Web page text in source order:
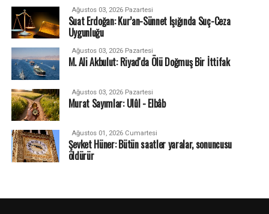
Ağustos 03, 2026 Pazartesi
Suat Erdoğan: Kur’an-Sünnet Işığında Suç-Ceza
Uygunluğu
Ağustos 03, 2026 Pazartesi
M. Ali Akbulut: Riyad'da Ölü Doğmuş Bir İttifak
Ağustos 03, 2026 Pazartesi
Murat Sayımlar: Ulûl - Elbâb
Ağustos 01, 2026 Cumartesi
Şevket Hüner: Bütün saatler yaralar, sonuncusu
öldürür